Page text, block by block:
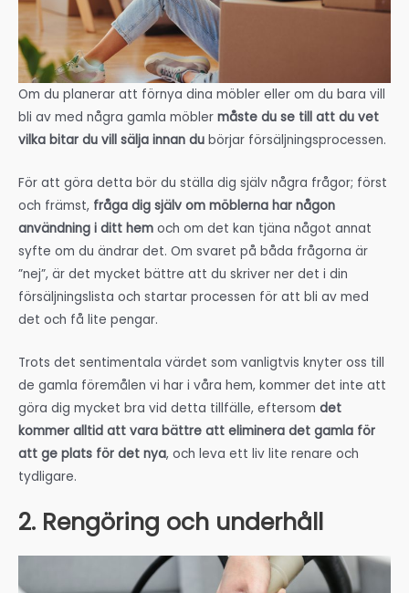
Om du planerar att förnya dina möbler eller om du bara vill
bli av med några gamla möbler måste du se till att du vet
vilka bitar du vill sälja innan du börjar försäljningsprocessen.
För att göra detta bör du ställa dig själv några frågor; först
och främst, fråga dig själv om möblerna har någon
användning i ditt hem och om det kan tjäna något annat
syfte om du ändrar det. Om svaret på båda frågorna är
”nej”, är det mycket bättre att du skriver ner det i din
försäljningslista och startar processen för att bli av med
det och få lite pengar.
Trots det sentimentala värdet som vanligtvis knyter oss till
de gamla föremålen vi har i våra hem, kommer det inte att
göra dig mycket bra vid detta tillfälle, eftersom det
kommer alltid att vara bättre att eliminera det gamla för
att ge plats för det nya, och leva ett liv lite renare och
tydligare.
2. Rengöring och underhåll